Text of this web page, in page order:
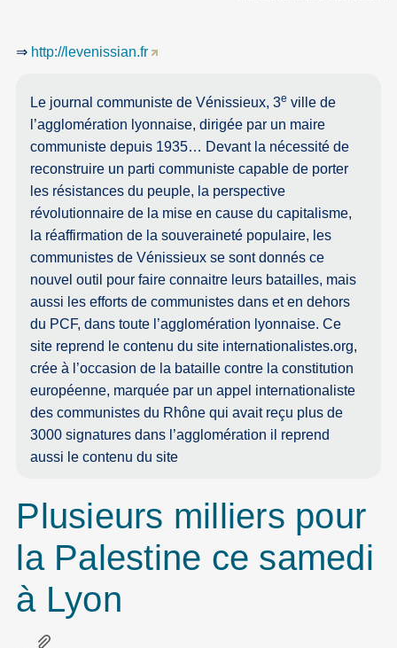
⇒ http://levenissian.fr
Le journal communiste de Vénissieux, 3e ville de
l’agglomération lyonnaise, dirigée par un maire
communiste depuis 1935… Devant la nécessité de
reconstruire un parti communiste capable de porter
les résistances du peuple, la perspective
révolutionnaire de la mise en cause du capitalisme,
la réaffirmation de la souveraineté populaire, les
communistes de Vénissieux se sont donnés ce
nouvel outil pour faire connaitre leurs batailles, mais
aussi les efforts de communistes dans et en dehors
du PCF, dans toute l’agglomération lyonnaise. Ce
site reprend le contenu du site internationalistes.org,
crée à l’occasion de la bataille contre la constitution
européenne, marquée par un appel internationaliste
des communistes du Rhône qui avait reçu plus de
3000 signatures dans l’agglomération il reprend
aussi le contenu du site
Plusieurs milliers pour
la Palestine ce samedi
à Lyon